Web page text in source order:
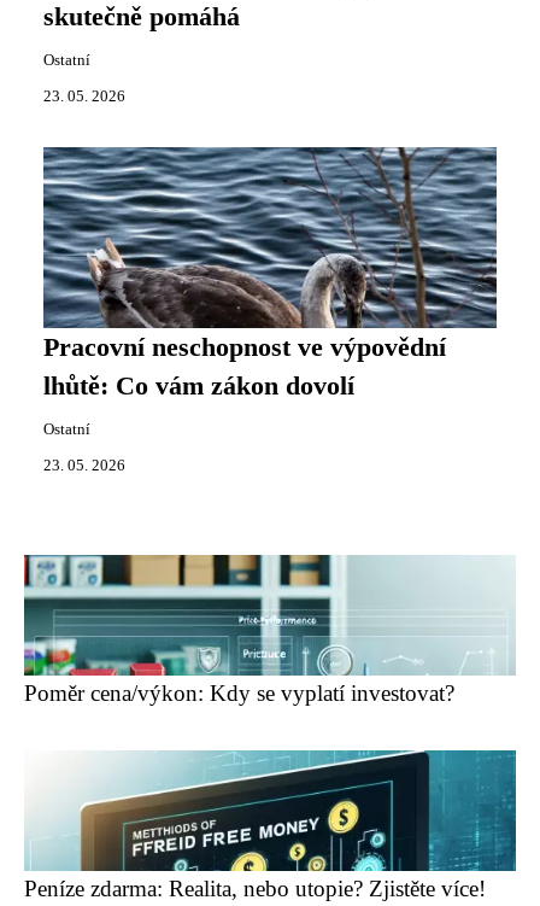
skutečně pomáhá
Ostatní
23. 05. 2026
Pracovní neschopnost ve výpovědní
lhůtě: Co vám zákon dovolí
Ostatní
23. 05. 2026
Poměr cena/výkon: Kdy se vyplatí investovat?
Peníze zdarma: Realita, nebo utopie? Zjistěte více!